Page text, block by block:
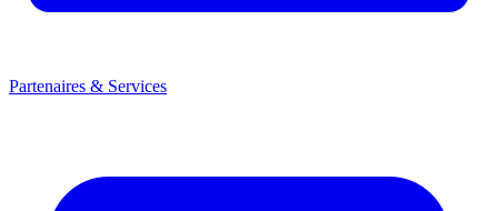
Partenaires & Services